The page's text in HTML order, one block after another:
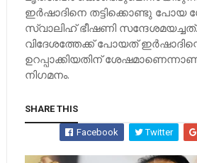
ഇർഷാദിനെ തട്ടിക്കൊണ്ടു പോയ
സ്വാലിഹ് ഭീഷണി
വിദേശത്തേക്ക് പോയത്
ഉറപ്പാക്കിയതിന്
നിഗമനം.
SHARE THIS
Facebook Twitter